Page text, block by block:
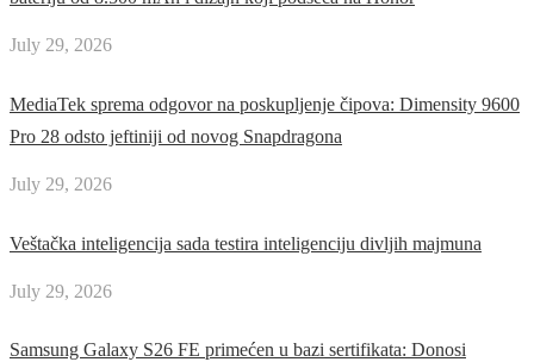
July 29, 2026
MediaTek sprema odgovor na poskupljenje čipova: Dimensity 9600
Pro 28 odsto jeftiniji od novog Snapdragona
July 29, 2026
Veštačka inteligencija sada testira inteligenciju divljih majmuna
July 29, 2026
Samsung Galaxy S26 FE primećen u bazi sertifikata: Donosi